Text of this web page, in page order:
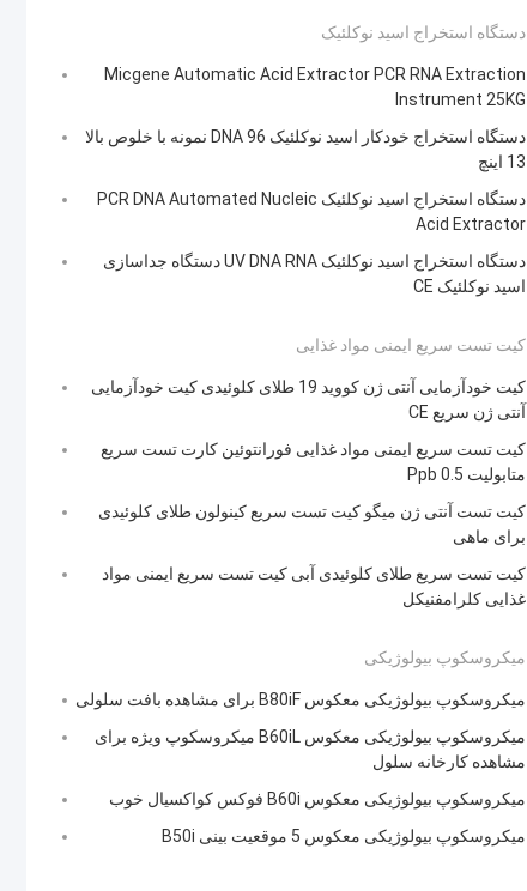
دستگاه استخراج اسید نوکلئیک
Micgene Automatic Acid Extractor PCR RNA Extraction
Instrument 25KG
دستگاه استخراج خودکار اسید نوکلئیک DNA 96 نمونه با خلوص بالا
13 اینچ
دستگاه استخراج اسید نوکلئیک PCR DNA Automated Nucleic
Acid Extractor
دستگاه استخراج اسید نوکلئیک UV DNA RNA دستگاه جداسازی
اسید نوکلئیک CE
کیت تست سریع ایمنی مواد غذایی
کیت خودآزمایی آنتی ژن کووید 19 طلای کلوئیدی کیت خودآزمایی
آنتی ژن سریع CE
کیت تست سریع ایمنی مواد غذایی فورانتوئین کارت تست سریع
متابولیت 0.5 Ppb
کیت تست آنتی ژن میگو کیت تست سریع کینولون طلای کلوئیدی
برای ماهی
کیت تست سریع طلای کلوئیدی آبی کیت تست سریع ایمنی مواد
غذایی کلرامفنیکل
میکروسکوپ بیولوژیکی
میکروسکوپ بیولوژیکی معکوس B80iF برای مشاهده بافت سلولی
میکروسکوپ بیولوژیکی معکوس B60iL میکروسکوپ ویژه برای
مشاهده کارخانه سلول
میکروسکوپ بیولوژیکی معکوس B60i فوکس کواکسیال خوب
میکروسکوپ بیولوژیکی معکوس 5 موقعیت بینی B50i